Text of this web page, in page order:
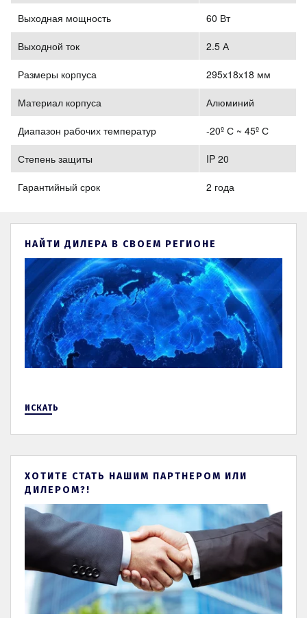
Выходная мощность 60 Вт
Выходной ток 2.5 А
Размеры корпуса 295х18х18 мм
Материал корпуса Алюминий
Диапазон рабочих температур -20º С ~ 45º С
Степень защиты IP 20
Гарантийный срок 2 года
НАЙТИ ДИЛЕРА В СВОЕМ РЕГИОНЕ
ИСКАТЬ
ХОТИТЕ СТАТЬ НАШИМ ПАРТНЕРОМ ИЛИ
ДИЛЕРОМ?!